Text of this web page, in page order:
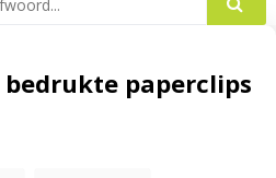
paperclips